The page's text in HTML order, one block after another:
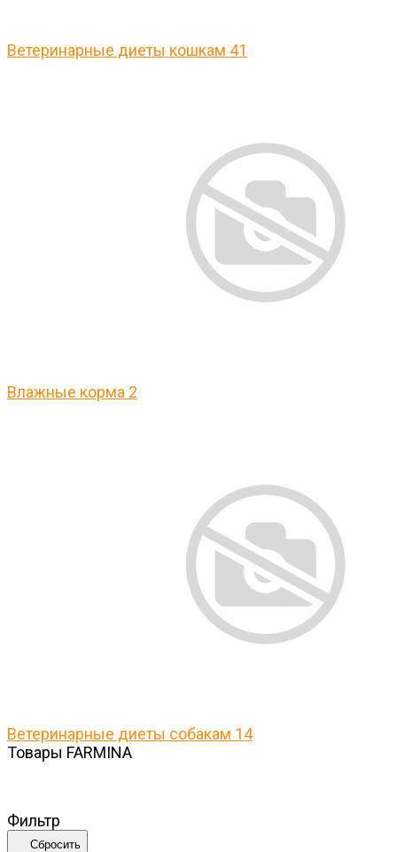
Ветеринарные диеты кошкам 41
Влажные корма 2
Ветеринарные диеты собакам 14
Товары FARMINA
Фильтр
Сбросить